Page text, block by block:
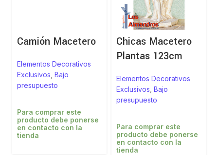
Camión Macetero
Elementos Decorativos
Exclusivos ,Bajo
presupuesto
Para comprar este
producto debe ponerse
en contacto con la
tienda
Chicas Macetero
Plantas 123cm
Elementos Decorativos
Exclusivos Bajo
presupuesto
Para comprar este
producto debe ponerse
en contacto con la
tienda